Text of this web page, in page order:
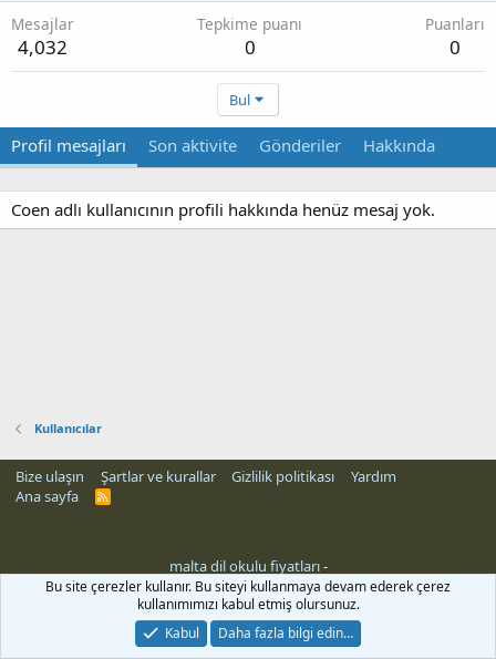
Mesajlar
4,032
Tepkime puanı
0
Puanları
0
Bul
Profil mesajları Son aktivite Gönderiler Hakkında
Coen adlı kullanıcının profili hakkında henüz mesaj yok.
Kullanıcılar
Bize ulaşın Şartlar ve kurallar Gizlilik politikası
Yardım
Ana sayfa
R
malta dil okulu fiyatları-
Bu site çerezler kullanır. Bu siteyi kullanmaya devam ederek çerez
kullanımımızı kabul etmiş olursunuz.
Kabul
Daha fazla bilgi edin…